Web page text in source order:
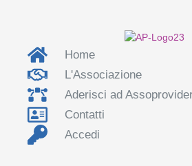
Home
L'Associazione
Aderisci ad
Contatti
Accedi